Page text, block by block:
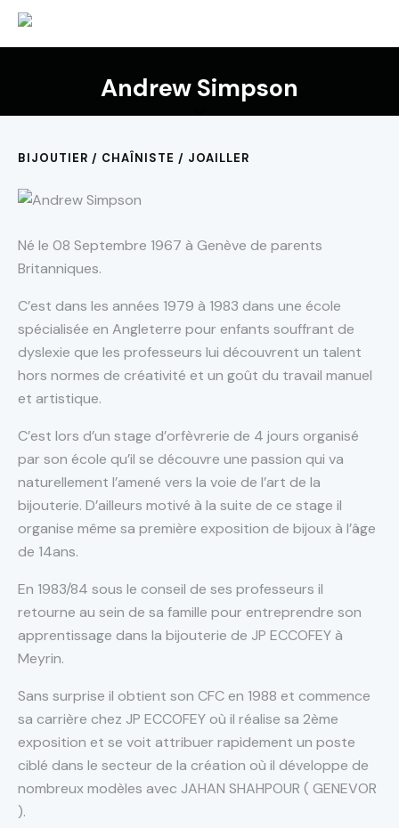
Andrew Simpson
BIJOUTIER / CHAÎNISTE / JOAILLER
Né le 08 Septembre 1967 à Genève de parents
Britanniques.
C’est dans les années 1979 à 1983 dans une école
spécialisée en Angleterre pour enfants souffrant de
dyslexie que les professeurs lui découvrent un talent
hors normes de créativité et un goût du travail manuel
et artistique.
C’est lors d’un stage d’orfèvrerie de 4 jours organisé
par son école qu’il se découvre une passion qui va
naturellement l’amené vers la voie de l’art de la
bijouterie. D’ailleurs motivé à la suite de ce stage il
organise même sa première exposition de bijoux à l’âge
de 14ans.
En 1983/84 sous le conseil de ses professeurs il
retourne au sein de sa famille pour entreprendre son
apprentissage dans la bijouterie de JP ECCOFEY à
Meyrin.
Sans surprise il obtient son CFC en 1988 et commence
sa carrière chez JP ECCOFEY où il réalise sa 2ème
exposition et se voit attribuer rapidement un poste
ciblé dans le secteur de la création où il développe de
nombreux modèles avec JAHAN SHAHPOUR ( GENEVOR
).